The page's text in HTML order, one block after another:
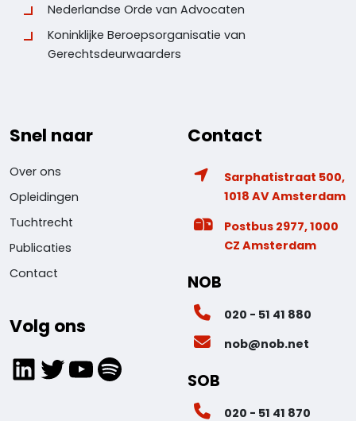
Nederlandse Orde van Advocaten
Koninklijke Beroepsorganisatie van
Gerechtsdeurwaarders
Snel naar
Over ons
Opleidingen
Tuchtrecht
Publicaties
Contact
Volg ons
LinkedIn
Twitter
YouTube
Spotify
Contact
Sarphatistraat 500,
1018 AV Amsterdam
Postbus 2977, 1000
CZ Amsterdam
NOB
020 - 51 41 880
nob@nob.net
SOB
020 - 51 41 870